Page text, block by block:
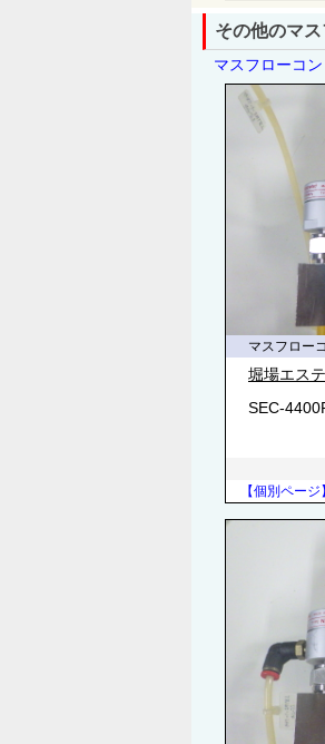
その他のマ
マスフローコ
マスフロー
堀場エス
SEC-
【個別ページ】